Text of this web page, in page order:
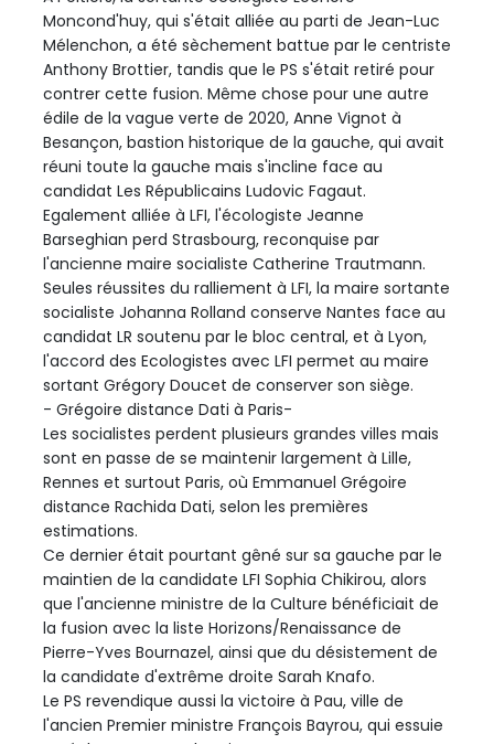
Moncond'huy, qui s'était alliée au parti de Jean-Luc
Mélenchon, a été sèchement battue par le centriste
Anthony Brottier, tandis que le PS s'était retiré pour
contrer cette fusion. Même chose pour une autre
édile de la vague verte de 2020, Anne Vignot à
Besançon, bastion historique de la gauche, qui avait
réuni toute la gauche mais s'incline face au
candidat Les Républicains Ludovic Fagaut.
Egalement alliée à LFI, l'écologiste Jeanne
Barseghian perd Strasbourg, reconquise par
l'ancienne maire socialiste Catherine Trautmann.
Seules réussites du ralliement à LFI, la maire sortante
socialiste Johanna Rolland conserve Nantes face au
candidat LR soutenu par le bloc central, et à Lyon,
l'accord des Ecologistes avec LFI permet au maire
sortant Grégory Doucet de conserver son siège.
- Grégoire distance Dati à Paris-
Les socialistes perdent plusieurs grandes villes mais
sont en passe de se maintenir largement à Lille,
Rennes et surtout Paris, où Emmanuel Grégoire
distance Rachida Dati, selon les premières
estimations.
Ce dernier était pourtant gêné sur sa gauche par le
maintien de la candidate LFI Sophia Chikirou, alors
que l'ancienne ministre de la Culture bénéficiait de
la fusion avec la liste Horizons/Renaissance de
Pierre-Yves Bournazel, ainsi que du désistement de
la candidate d'extrême droite Sarah Knafo.
Le PS revendique aussi la victoire à Pau, ville de
l'ancien Premier ministre François Bayrou, qui essuie